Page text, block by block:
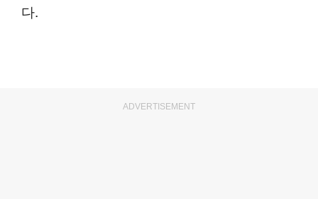
다.
ADVERTISEMENT